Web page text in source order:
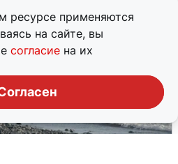
ресурсе применяются
на сайте, вы
согласие на их